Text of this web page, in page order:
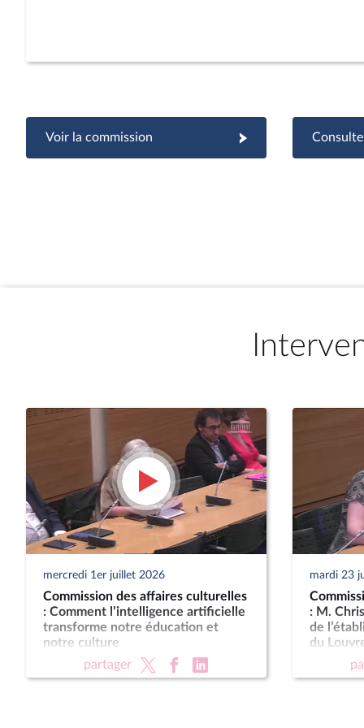
Voir la commission
mercredi 1er juillet 2026
Commission des affaires culturelles
: Comment l’intelligence artificielle
transforme notre éducation et
notre culture
partager
mardi 23
: M.
de
du